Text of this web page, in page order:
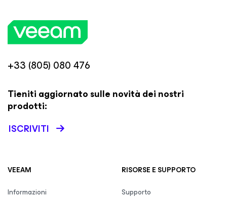
+33 (805) 080 476
Tieniti aggiornato sulle novità dei nostri
prodotti:
ISCRIVITI
VEEAM
Informazioni
RISORSE E SUPPORTO
Supporto